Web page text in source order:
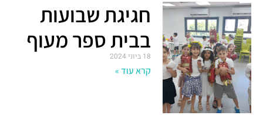
חגיגת שבועות
בבית ספר מעוף
18 ביוני 2024
קרא עוד »